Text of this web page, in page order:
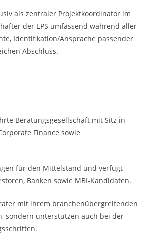
als zentraler Projektkoordinator im
der EPS umfassend während aller
Identifikation/Ansprache passender
Abschluss.
Beratungsgesellschaft mit Sitz in
Finance sowie
für den Mittelstand und verfügt
Banken sowie MBI-Kandidaten.
mit ihrem branchenübergreifenden
sondern unterstützen auch bei der